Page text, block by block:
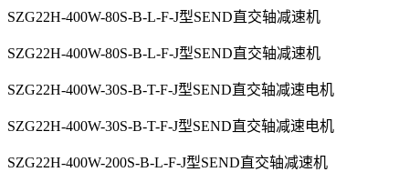
SZG22H-400W-80S-B-L-F-J型SEND直交轴减速机
SZG22H-400W-80S-B-L-F-J型SEND直交轴减速机
SZG22H-400W-30S-B-T-F-J型SEND直交轴减速电机
SZG22H-400W-30S-B-T-F-J型SEND直交轴减速电机
SZG22H-400W-200S-B-L-F-J型SEND直交轴减速机